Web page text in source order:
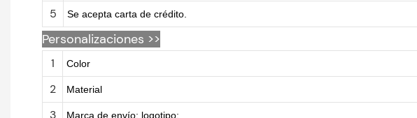
5 Se acepta carta de crédito.
Personalizaciones >>
1 Color
2 Material
3 Marca de envío; logotipo;